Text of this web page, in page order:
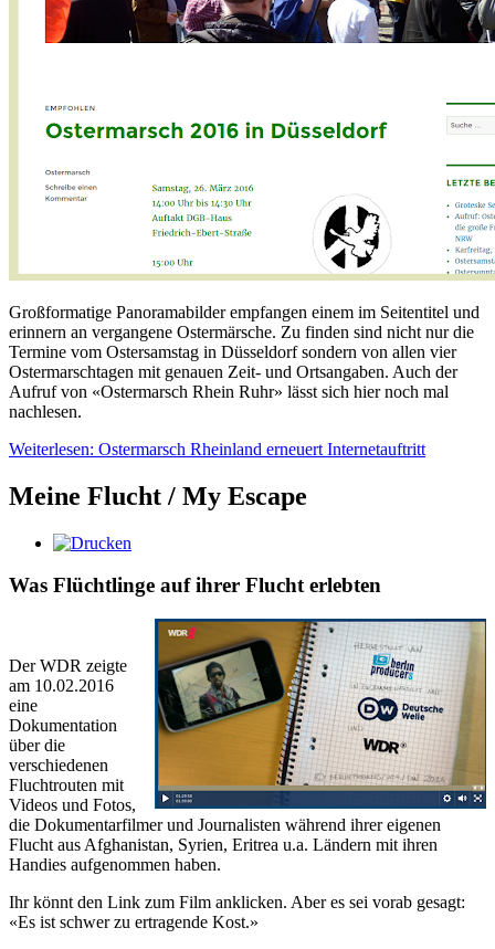
Großformatige Panoramabilder empfangen einem im Seitentitel und
erinnern an vergangene Ostermärsche. Zu finden sind nicht nur die
Termine vom Ostersamstag in Düsseldorf sondern von allen vier
Ostermarschtagen mit genauen Zeit- und Ortsangaben. Auch der
Aufruf von «Ostermarsch Rhein Ruhr» lässt sich hier noch mal
nachlesen.
Weiterlesen: Ostermarsch Rheinland erneuert Internetauftritt
Meine Flucht / My Escape
Was Flüchtlinge auf ihrer Flucht erlebten
Der WDR zeigte
am 10.02.2016
eine
Dokumentation
über die
verschiedenen
Fluchtrouten mit
Videos und Fotos,
die Dokumentarfilmer und Journalisten während ihrer eigenen
Flucht aus Afghanistan, Syrien, Eritrea u.a. Ländern mit ihren
Handies aufgenommen haben.
Ihr könnt den Link zum Film anklicken. Aber es sei vorab gesagt:
«Es ist schwer zu ertragende Kost.»